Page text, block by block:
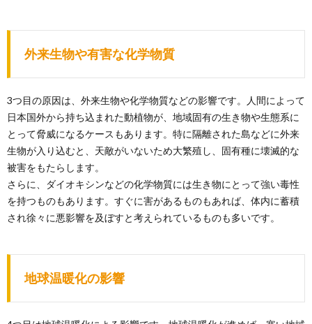
外来生物や有害な化学物質
3つ目の原因は、外来生物や化学物質などの影響です。人間によって
日本国外から持ち込まれた動植物が、地域固有の生き物や生態系に
とって脅威になるケースもあります。特に隔離された島などに外来
生物が入り込むと、天敵がいないため大繁殖し、固有種に壊滅的な
被害をもたらします。
さらに、ダイオキシンなどの化学物質には生き物にとって強い毒性
を持つものもあります。すぐに害があるものもあれば、体内に蓄積
され徐々に悪影響を及ぼすと考えられているものも多いです。
地球温暖化の影響